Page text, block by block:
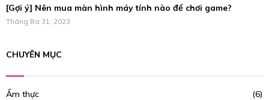
[Gợi ý] Nên mua màn hình máy tính nào để chơi game?
Tháng Ba 31, 2023
CHUYÊN MỤC
Ẩm thực
(6)